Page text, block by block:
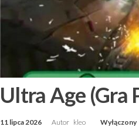
Ultra Age (Gra
11 lipca 2026 Autor kleo Wyłączony